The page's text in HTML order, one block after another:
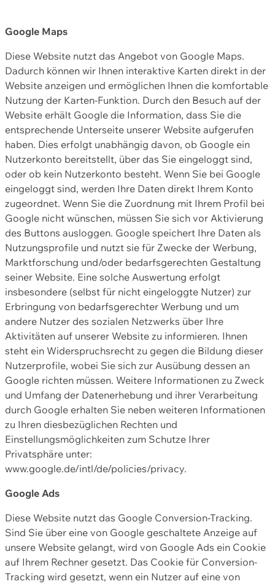
Google Maps
Diese Website nutzt das Angebot von Google Maps.
Dadurch können wir Ihnen interaktive Karten direkt in der
Website anzeigen und ermöglichen Ihnen die komfortable
Nutzung der Karten-Funktion. Durch den Besuch auf der
Website erhält Google die Information, dass Sie die
entsprechende Unterseite unserer Website aufgerufen
haben. Dies erfolgt unabhängig davon, ob Google ein
Nutzerkonto bereitstellt, über das Sie eingeloggt sind,
oder ob kein Nutzerkonto besteht. Wenn Sie bei Google
eingeloggt sind, werden Ihre Daten direkt Ihrem Konto
zugeordnet. Wenn Sie die Zuordnung mit Ihrem Profil bei
Google nicht wünschen, müssen Sie sich vor Aktivierung
des Buttons ausloggen. Google speichert Ihre Daten als
Nutzungsprofile und nutzt sie für Zwecke der Werbung,
Marktforschung und/oder bedarfsgerechten Gestaltung
seiner Website. Eine solche Auswertung erfolgt
insbesondere (selbst für nicht eingeloggte Nutzer) zur
Erbringung von bedarfsgerechter Werbung und um
andere Nutzer des sozialen Netzwerks über Ihre
Aktivitäten auf unserer Website zu informieren. Ihnen
steht ein Widerspruchsrecht zu gegen die Bildung dieser
Nutzerprofile, wobei Sie sich zur Ausübung dessen an
Google richten müssen. Weitere Informationen zu Zweck
und Umfang der Datenerhebung und ihrer Verarbeitung
durch Google erhalten Sie neben weiteren Informationen
zu Ihren diesbezüglichen Rechten und
Einstellungsmöglichkeiten zum Schutze Ihrer
Privatsphäre unter:
www.google.de/intl/de/policies/privacy.
Google Ads
Diese Website nutzt das Google Conversion-Tracking.
Sind Sie über eine von Google geschaltete Anzeige auf
unsere Website gelangt, wird von Google Ads ein Cookie
auf Ihrem Rechner gesetzt. Das Cookie für Conversion-
Tracking wird gesetzt, wenn ein Nutzer auf eine von